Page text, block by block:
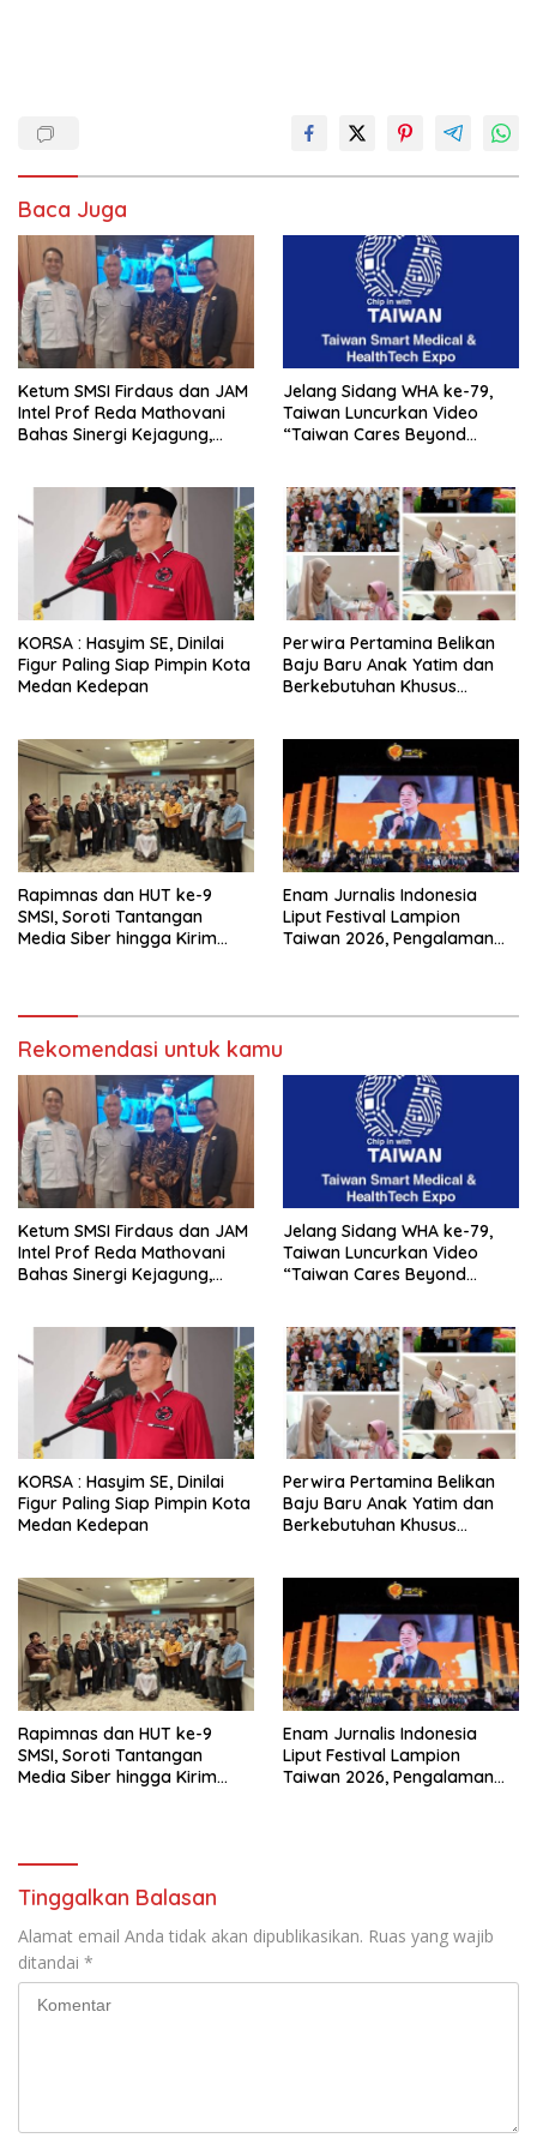
Baca Juga
Ketum SMSI Firdaus dan JAM
Intel Prof Reda Mathovani
Bahas Sinergi Kejagung,
Jaga Dapur MBG, Perkuat
Pengawasan Program
Pemerintah
Jelang Sidang WHA ke-79,
Taiwan Luncurkan Video
“Taiwan Cares Beyond
KORSA : Hasyim SE, Dinilai
Figur Paling Siap Pimpin Kota
Medan Kedepan
Perwira Pertamina Belikan
Baju Baru Anak Yatim dan
Berkebutuhan Khusus
Rapimnas dan HUT ke-9
SMSI, Soroti Tantangan
Media Siber hingga Kirim
Enam Jurnalis Indonesia
Liput Festival Lampion
Taiwan 2026, Pengalaman
Rekomendasi untuk kamu
Ketum SMSI Firdaus dan JAM
Intel Prof Reda Mathovani
Bahas Sinergi Kejagung,
Jaga Dapur MBG, Perkuat
Pengawasan Program
Pemerintah
Jelang Sidang WHA ke-79,
Taiwan Luncurkan Video
“Taiwan Cares Beyond
KORSA : Hasyim SE, Dinilai
Figur Paling Siap Pimpin Kota
Medan Kedepan
Perwira Pertamina Belikan
Baju Baru Anak Yatim dan
Berkebutuhan Khusus
Rapimnas dan HUT ke-9
SMSI, Soroti Tantangan
Media Siber hingga Kirim
Enam Jurnalis Indonesia
Liput Festival Lampion
Taiwan 2026, Pengalaman
Tinggalkan Balasan
Alamat email Anda tidak akan dipublikasikan. Ruas yang wajib
ditandai *